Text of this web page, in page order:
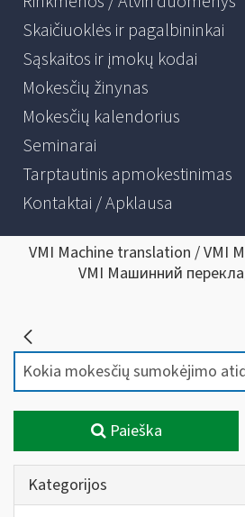
Skaičiuoklės ir pagalbininkai
Sąskaitos ir įmokų kodai
Mokesčių žinynas
Mokesčių kalendorius
Seminarai
Tarptautinis apmokestinimas
Kontaktai / Apklausa
VMI Machine translation / VMI
VMI Машинний
Paieška
Kategorijos